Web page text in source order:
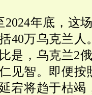
2024年底，这
40万乌克兰人
是，乌克兰2
见智。即便按
宕将趋于枯竭